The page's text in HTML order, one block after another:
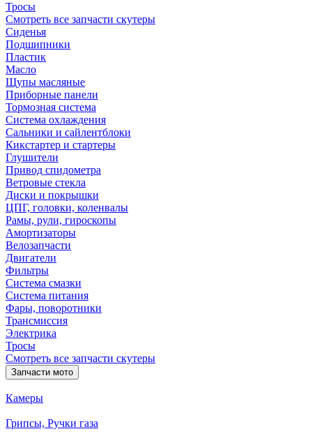
Тросы
Смотреть все запчасти скутеры
Сиденья
Подшипники
Пластик
Масло
Щупы масляные
Приборные панели
Тормозная система
Система охлаждения
Сальники и сайлентблоки
Кикстартер и стартеры
Глушители
Привод спидометра
Ветровые стекла
Диски и покрышки
ЦПГ, головки, коленвалы
Рамы, рули, гироскопы
Амортизаторы
Велозапчасти
Двигатели
Фильтры
Система смазки
Система питания
Фары, поворотники
Трансмиссия
Электрика
Тросы
Смотреть все запчасти скутеры
Запчасти мото
Камеры
Грипсы, Ручки газа